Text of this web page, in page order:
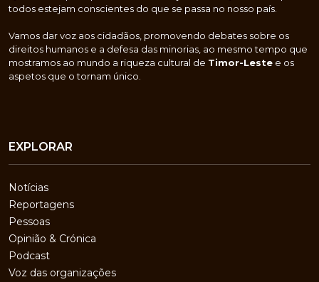
todos estejam conscientes do que se passa no nosso país.
Vamos dar voz aos cidadãos, promovendo debates sobre os
direitos humanos e a defesa das minorias, ao mesmo tempo que
mostramos ao mundo a riqueza cultural de Timor-Leste e os
aspetos que o tornam único.
EXPLORAR
Notícias
Reportagens
Pessoas
Opinião & Crónica
Podcast
Voz das organizações